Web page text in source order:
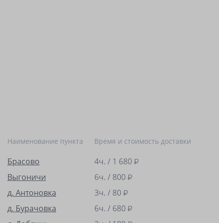
Наименование пункта Время и стоимость доставки
Брасово 4ч. / 1 680₽
Выгоничи 6ч. / 800₽
д. Антоновка 3ч. / 80₽
д. Бурачовка 6ч. / 680₽